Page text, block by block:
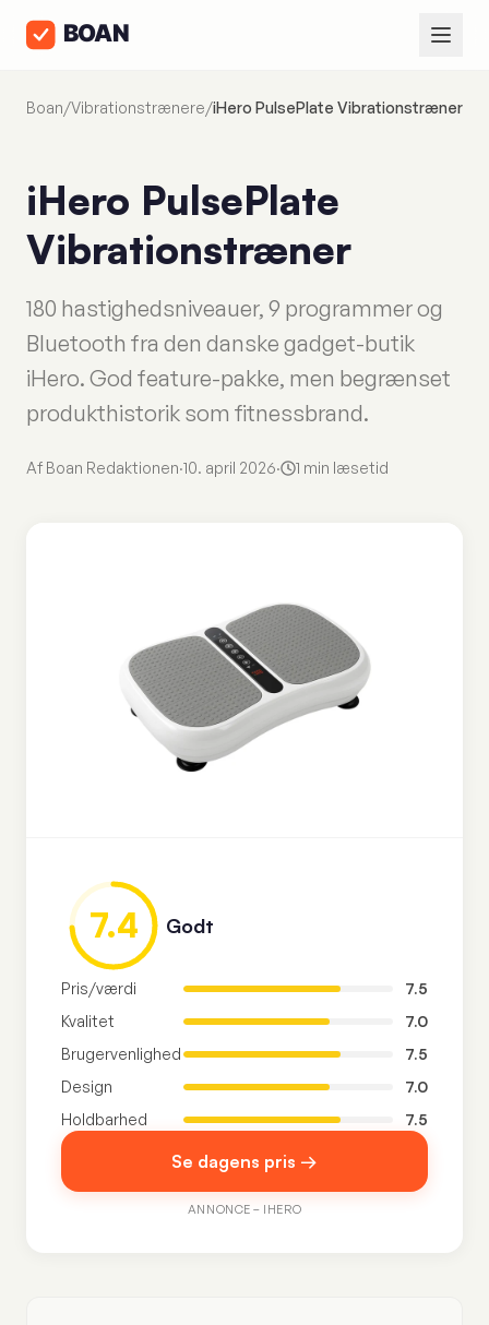
Boan/Vibrationstrænere/iHero PulsePlate Vibrationstræner
iHero PulsePlate
Vibrationstræner
180 hastighedsniveauer, 9 programmer og
Bluetooth fra den danske gadget-butik
iHero. God feature-pakke, men begrænset
produkthistorik som fitnessbrand.
Af Boan Redaktionen·10. april 2026· 1 min læsetid
7.4 Godt
Pris/værdi
7.5
Kvalitet
7.0
Brugervenlighed
7.5
Design
7.0
Holdbarhed
7.5
Se dagens pris →
ANNONCE – IHERO